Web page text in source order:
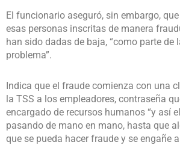
El funcionario aseguró, sin embargo,
esas personas inscritas de manera
han sido dadas de baja, “como parte de
problema”.
Indica que el fraude comienza con una
la TSS a los empleadores, contraseña
encargado de recursos humanos “y así
pasando de mano en mano, hasta que
que se pueda hacer fraude y se engañe